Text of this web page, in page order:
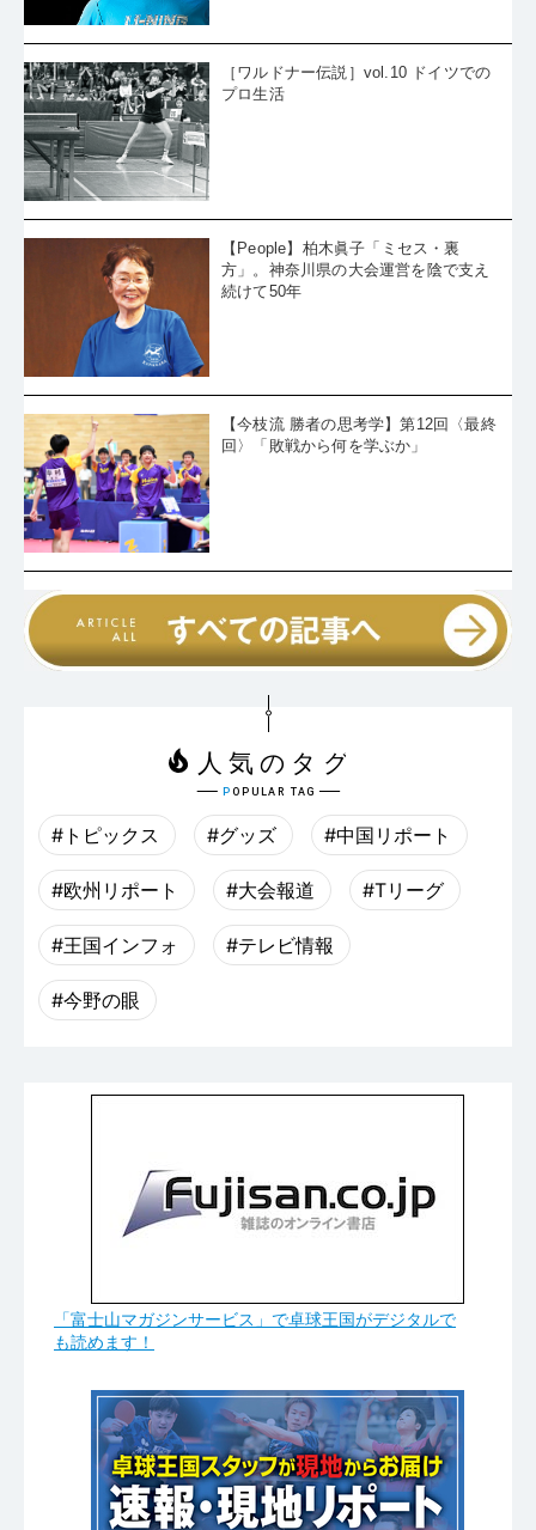
［ワルドナー伝説］vol.10 ドイツでの
プロ生活
【People】柏木眞子「ミセス・裏
方」。神奈川県の大会運営を陰で支え
続けて50年
【今枝流 勝者の思考学】第12回〈最終
回〉「敗戦から何を学ぶか」
#トピックス #グッズ #中国リポート
#欧州リポート #大会報道 #Tリーグ
#王国インフォ #テレビ情報
#今野の眼
「富士山マガジンサービス」で卓球王国がデジタルで
も読めます！